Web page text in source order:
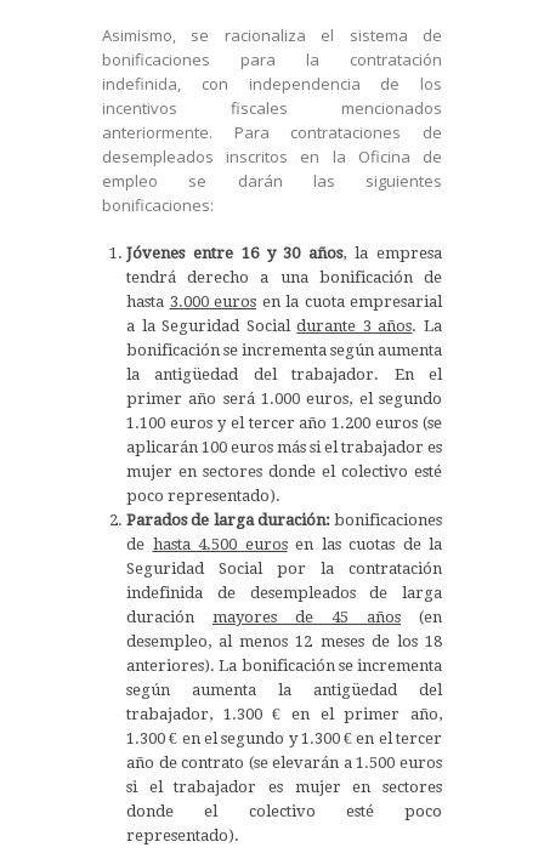
Asimismo, se racionaliza el sistema de
bonificaciones para la contratación
indefinida, con independencia de los
incentivos fiscales mencionados
anteriormente. Para contrataciones de
desempleados inscritos en la Oficina de
empleo se darán las siguientes
bonificaciones:
Jóvenes entre 16 y 30 años, la empresa
tendrá derecho a una bonificación de
hasta 3.000 euros en la cuota empresarial
a la Seguridad Socialdurante 3 años. La
bonificación se incrementa según aumenta
la antigüedad del trabajador. En el
primer año será 1.000 euros, el segundo
1.100 euros y el tercer año 1.200 euros (se
aplicarán 100 euros más si el trabajador es
mujer en sectores donde el colectivo esté
poco representado).
Parados de larga duración: bonificaciones
de hasta 4.500 eurosen las cuotas de la
Seguridad Social por la contratación
indefinida de desempleados de larga
duración mayores de 45 años (en
desempleo, al menos 12 meses de los 18
anteriores). La bonificación se incrementa
según aumenta la antigüedad del
trabajador, 1.300 € en el primer año,
1.300 € en el segundo y 1.300 € en el tercer
año de contrato (se elevarán a 1.500 euros
si el trabajador es mujer en sectores
donde el colectivo esté poco
representado).